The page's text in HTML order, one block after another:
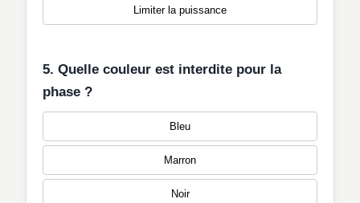
Limiter la puissance
5. Quelle couleur est interdite pour la
phase ?
Bleu
Marron
Noir